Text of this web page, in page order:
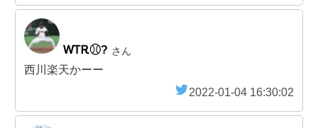
ᎳᎢᎡ⚾︎? さん
西川楽天かーー
2022-01-04 16:30:02